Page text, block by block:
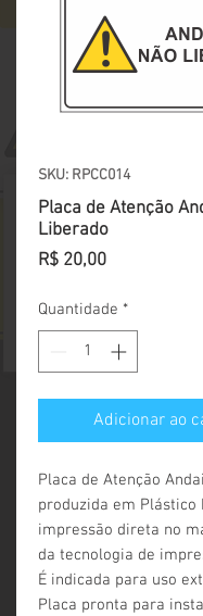
SKU: RPCC014
Placa de Atenção
Liberado
R$ 20,00Preço
Quantidade *
Adicionar ao
Placa de Atenção
produzida em Plástico
impressão direta no
da tecnologia de
É indicada para uso
Placa pronta para